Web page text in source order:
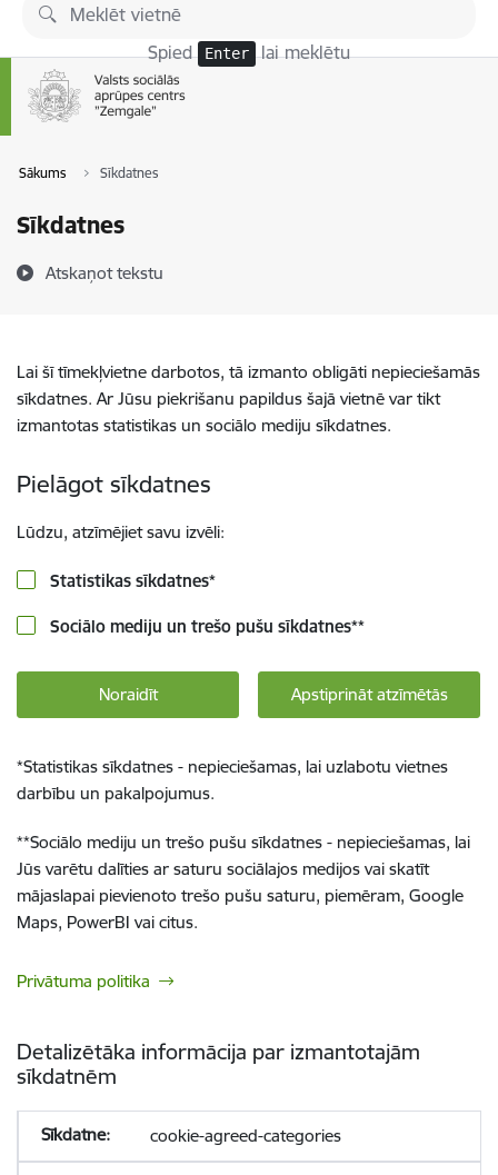
Pāriet uz lapas saturu
Spied Enter lai meklētu
Sākums Sīkdatnes
Sīkdatnes
Atskaņot tekstu
Lai šī tīmekļvietne darbotos, tā izmanto obligāti nepieciešamās
sīkdatnes. Ar Jūsu piekrišanu papildus šajā vietnē var tikt
izmantotas statistikas un sociālo mediju sīkdatnes.
Pielāgot sīkdatnes
Lūdzu, atzīmējiet savu izvēli:
Statistikas sīkdatnes*
Sociālo mediju un trešo pušu sīkdatnes**
Noraidīt Apstiprināt atzīmētās
*Statistikas sīkdatnes - nepieciešamas, lai uzlabotu vietnes
darbību un pakalpojumus.
**Sociālo mediju un trešo pušu sīkdatnes - nepieciešamas, lai
Jūs varētu dalīties ar saturu sociālajos medijos vai skatīt
mājaslapai pievienoto trešo pušu saturu, piemēram, Google
Maps, PowerBI vai citus.
Privātuma politika
Detalizētāka informācija par izmantotajām
sīkdatnēm
cookie-agreed-categories